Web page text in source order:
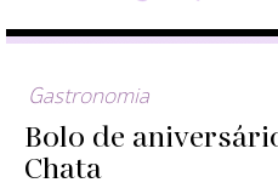
Gastronomia
Bolo de
Chata